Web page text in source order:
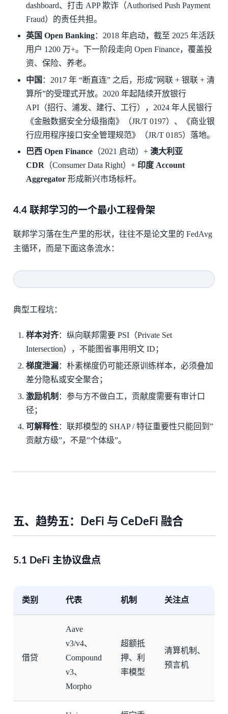
dashboard、打击 APP 欺诈（Authorised Push Payment
Fraud）的责任共担。
英国 Open Banking：2018 年启动，截至 2025 年活跃
用户 1200 万+。下一阶段走向 Open Finance，覆盖投
资、保险、养老。
中国 ：2017 年 “断直连” 之后，形成”网联 + 银联 + 清
算所”的受理式开放。2020 年起陆续开放银行
API（招行、浦发、建行、工行），2024 年人民银行
《金融数据安全分级指南》（JR/T 0197）、《商业银
行应用程序接口安全管理规范》（JR/T 0185）落地。
巴西 Open Finance （2021 启动）+澳大利亚
CDR （Consumer Data Right）+ 印度 Account
Aggregator 形成新兴市场标杆。
4.4 联邦学习的一个最小工程骨架
联邦学习落在生产里的形状，往往不是论文里的 FedAvg
主循环，而是下面这条流水：
典型工程坑：
样本对齐：纵向联邦需要 PSI（Private Set
Intersection），不能图省事用明文 ID；
梯度泄漏：朴素梯度仍可能还原训练样本，必须叠加
差分隐私或安全聚合；
激励机制 ：参与方不做白工，贡献度需要有审计口
径；
可解释性：联邦模型的 SHAP / 特征重要性只能回到”
贡献方级”，不是”个体级”。
五、趋势五：DeFi 与 CeDeFi 融合
5.1 DeFi 主协议盘点
类别 代表 机制 关注点
借贷
Aave
v3/v4、
Compound
v3、
Morpho
超额抵
押、利
率模型
清算机制、
预言机